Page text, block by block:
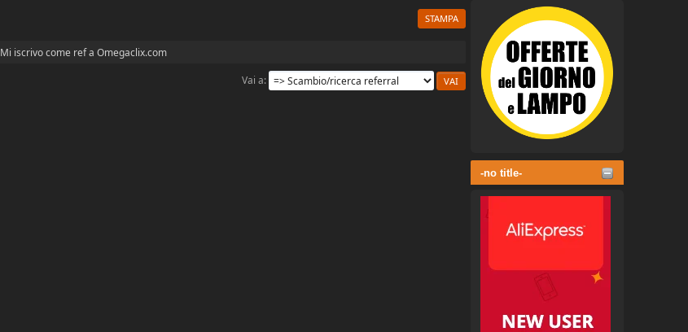
-no title-
STAMPA
Mi iscrivo come ref a Omegaclix.com
Vai a